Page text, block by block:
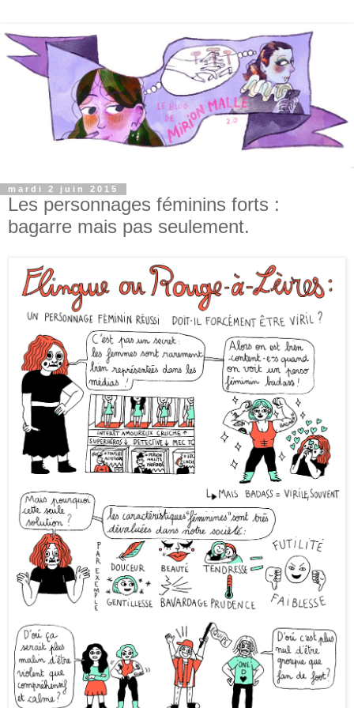
mardi 2 juin 2015
Les personnages féminins forts :
bagarre mais pas seulement.